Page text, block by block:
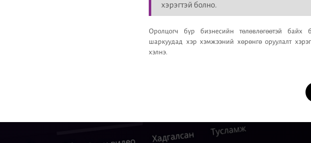
хэрэгтэй болно.
Оролцогч бүр бизнесийн төлөвлөгөөтэй байх
шаркуудад хэр хэмжээний хөрөнгө оруулалт
хэлнэ.